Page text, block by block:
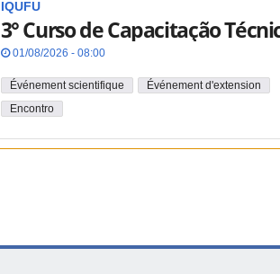
IQUFU
3° Curso de Capacitação
01/08/2026 - 08:00
Événement scientifique
Événement d'extension
Encontro